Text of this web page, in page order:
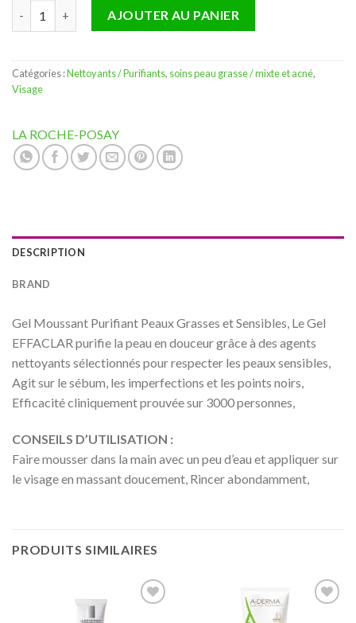
quantité de LA ROCHE-POSAY EFFACLAR GEL MOUSSANT
AJOUTER AU PANIER
Catégories :Nettoyants / Purifiants, soins peau grasse / mixte et acné,
Visage
LA ROCHE-POSAY
DESCRIPTION
BRAND
Gel Moussant Purifiant Peaux Grasses et Sensibles, Le Gel
EFFACLAR purifie la peau en douceur grâce à des agents
nettoyants sélectionnés pour respecter les peaux sensibles,
Agit sur le sébum, les imperfections et les points noirs,
Efficacité cliniquement prouvée sur 3000 personnes,
CONSEILS D’UTILISATION :
Faire mousser dans la main avec un peu d’eau et appliquer sur
le visage en massant doucement, Rincer abondamment,
PRODUITS SIMILAIRES